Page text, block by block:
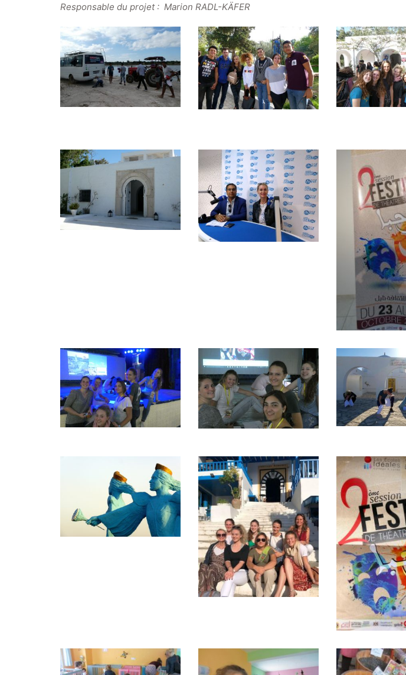
Responsable du projet : Marion RADL-KÄFER
Bildungsportal
Online Library Catalogue
GIBS Alumni
Forms Download
Curriculum/Stundentafel